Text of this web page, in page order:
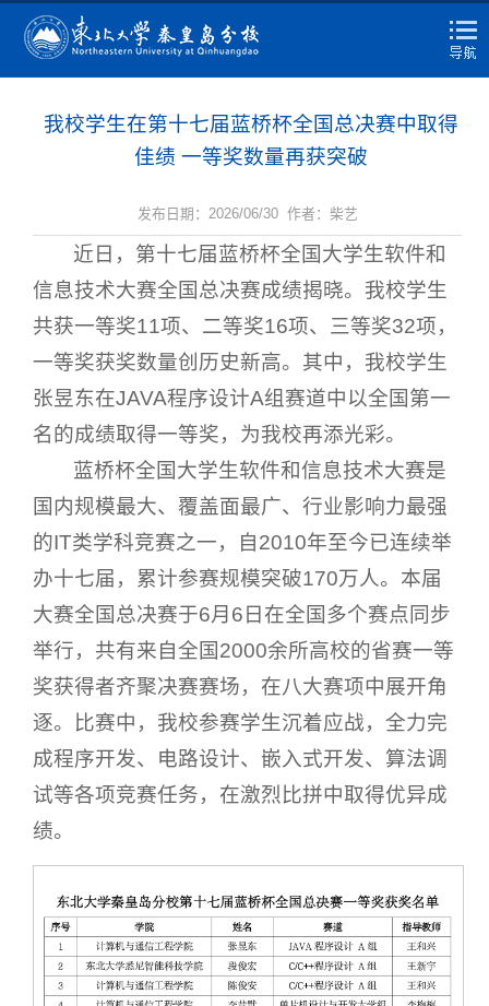
我校学生在第十七届蓝桥杯全国总决赛中取得
佳绩 一等奖数量再获突破
发布日期：2026/06/30 作者：柴艺
近日，第十七届蓝桥杯全国大学生软件和
信息技术大赛全国总决赛成绩揭晓。我校学生
共获一等奖11项、二等奖16项、三等奖32项，
一等奖获奖数量创历史新高。其中，我校学生
张昱东在JAVA程序设计A组赛道中以全国第一
名的成绩取得一等奖，为我校再添光彩。
蓝桥杯全国大学生软件和信息技术大赛是
国内规模最大、覆盖面最广、行业影响力最强
的IT类学科竞赛之一，自2010年至今已连续举
办十七届，累计参赛规模突破170万人。本届
大赛全国总决赛于6月6日在全国多个赛点同步
举行，共有来自全国2000余所高校的省赛一等
奖获得者齐聚决赛赛场，在八大赛项中展开角
逐。比赛中，我校参赛学生沉着应战，全力完
成程序开发、电路设计、嵌入式开发、算法调
试等各项竞赛任务，在激烈比拼中取得优异成
绩。